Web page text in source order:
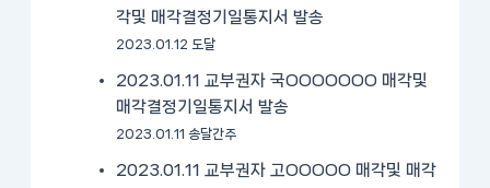
각및 매각결정기일통지서 발송
2023.01.12 도달
2023.01.11 교부권자 국OOOOOOO 매각및
매각결정기일통지서 발송
2023.01.11 송달간주
2023.01.11 교부권자 고OOOOO 매각및 매각